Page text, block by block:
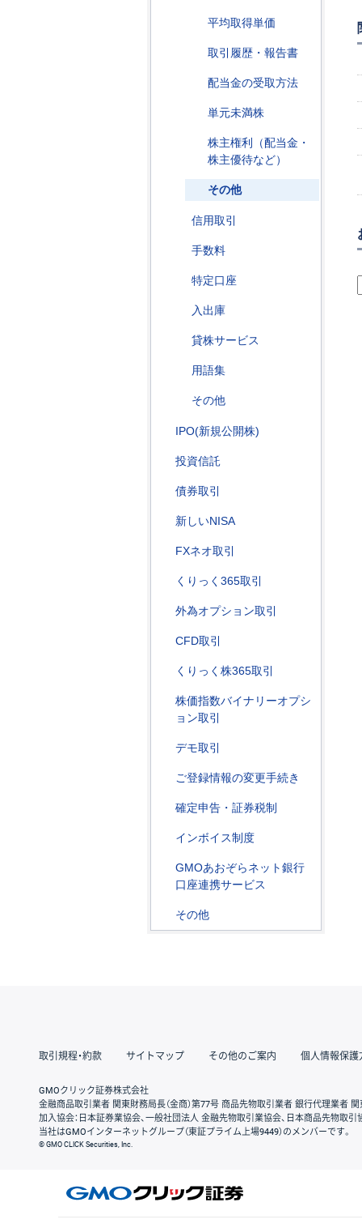
平均取得単価
取引履歴・報告書
配当金の受取方法
単元未満株
株主権利（配当金・
株主優待など）
その他
信用取引
手数料
特定口座
入出庫
貸株サービス
用語集
その他
IPO(新規公開株)
投資信託
債券取引
新しいNISA
FXネオ取引
くりっく365取引
外為オプション取引
CFD取引
くりっく株365取引
株価指数バイナリーオプシ
ョン取引
デモ取引
ご登録情報の変更手続き
確定申告・証券税制
インボイス制度
GMOあおぞらネット銀行
口座連携サービス
その他
取引規程・約款 サイトマップ その他のご案内 個人情報保護
GMOクリック証券株式会社
金融商品取引業者 関東財務局長（金商）第77号 商品先物取引業者 銀行代理業者
加入協会：日本証券業協会、一般社団法人 金融先物取引業協会、日本商品先物取引
当社はGMOインターネットグループ（東証プライム上場9449）のメンバーです。
© GMO CLICK Securities, Inc.